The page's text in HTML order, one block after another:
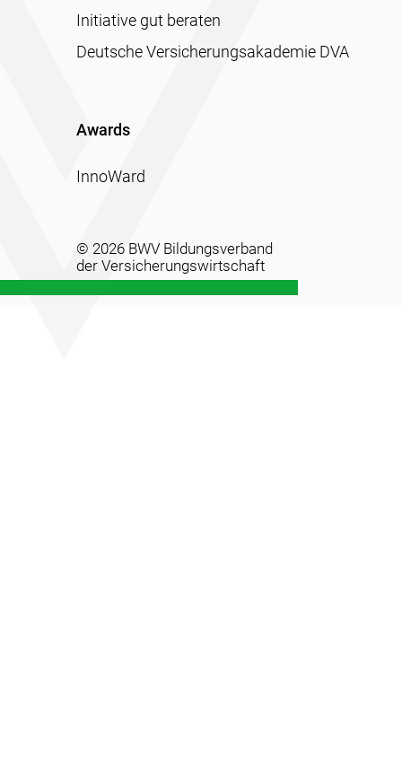
Initiative gut beraten
Deutsche Versicherungsakademie DVA
Awards
InnoWard
© 2026 BWV Bildungsverband
der Versicherungswirtschaft